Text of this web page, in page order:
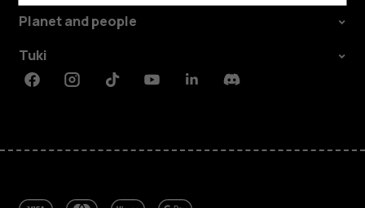
Planet and people
Tuki
FacebookInstagramTiktokYoutubeLinkedinDiscord